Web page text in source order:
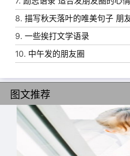
10、我们每天辛辛苦
的。而是因为自己，
8. 描写秋天落叶的唯美句子 朋
9. 一些挨打文学语录
10. 中午发的朋友圈
图文推荐